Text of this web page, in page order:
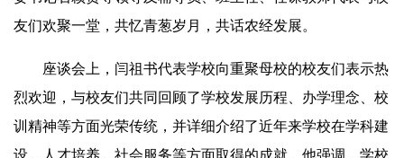
友们欢聚一堂，共忆青葱岁月，共话农经发展。
座谈会上，闫祖书代表学校向重聚母校的校友们表示热
烈欢迎，与校友们共同回顾了学校发展历程、办学理念、校
训精神等方面光荣传统，并详细介绍了近年来学校在学科建
设、人才培养、社会服务等方面取得的成就。他强调，学校